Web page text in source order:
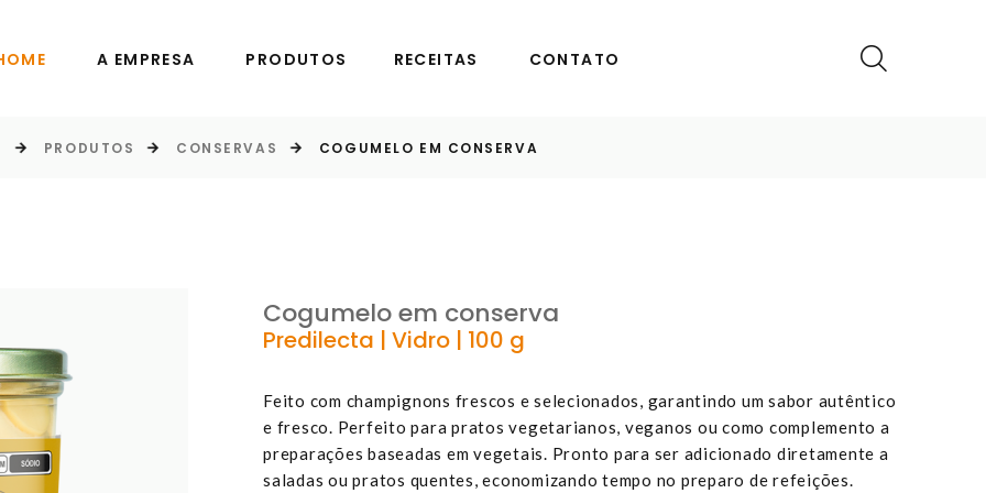
A EMPRESA PRODUTOS RECEITAS CONTATO
PRODUTOS CONSERVAS COGUMELO EM CONSERVA
Cogumelo em conserva
Predilecta | Vidro | 100 g
Feito com champignons frescos e selecionados, garantindo um sabor autêntico
e fresco. Perfeito para pratos vegetarianos, veganos ou como complemento a
preparações baseadas em vegetais. Pronto para ser adicionado diretamente a
saladas ou pratos quentes, economizando tempo no preparo de refeições.